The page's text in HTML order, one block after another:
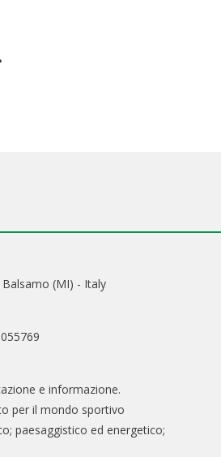
Balsamo (MI) - Italy
e informazione.
per il mondo sportivo
paesaggistico ed energetico;